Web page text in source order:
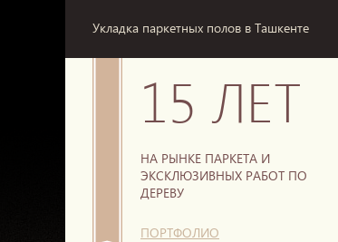
Укладка паркетных полов в Ташкенте
15 ЛЕТ
НА РЫНКЕ ПАРКЕТА И
ЭКСКЛЮЗИВНЫХ РАБОТ ПО
ДЕРЕВУ
ПОРТФОЛИО